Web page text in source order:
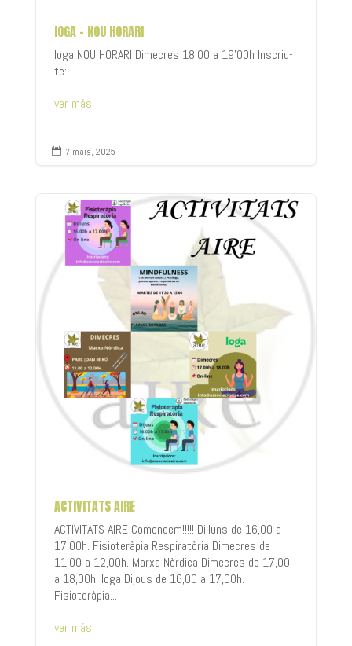
IOGA – NOU HORARI
Ioga NOU HORARI Dimecres 18'00 a 19'00h Inscriu-
te:...
ver más
 7 maig, 2025
ACTIVITATS AIRE
ACTIVITATS AIRE Comencem!!!!! Dilluns de 16,00 a
17,00h. Fisioteràpia Respiratòria Dimecres de
11,00 a 12,00h. Marxa Nòrdica Dimecres de 17,00
a 18,00h. Ioga Dijous de 16,00 a 17,00h.
Fisioteràpia...
ver más